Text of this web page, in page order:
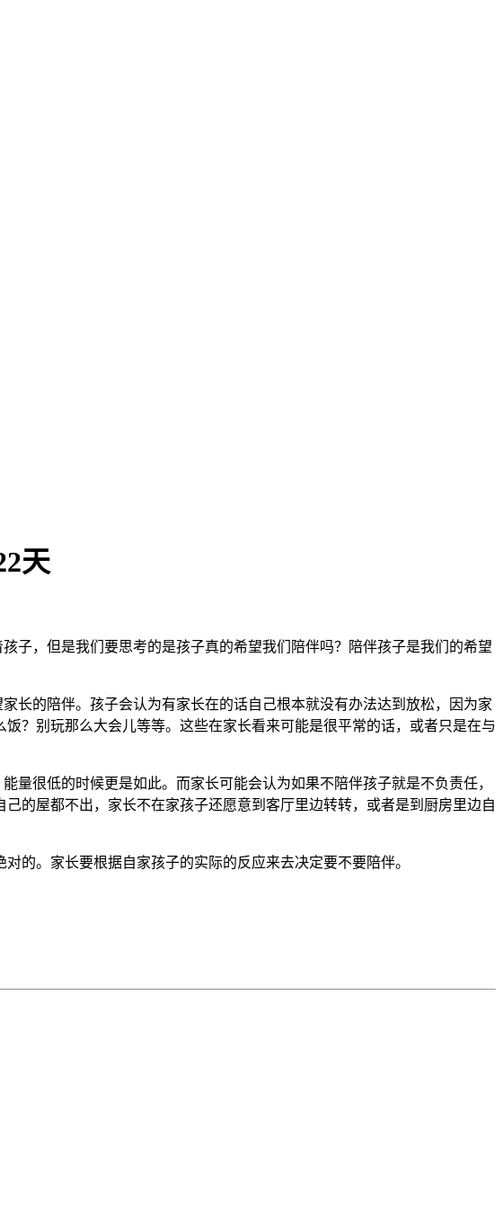
天
子，但是我们要思考的是孩子真的希望我们陪伴吗？陪伴孩子是我们的希望
的陪伴。孩子会认为有家长在的话自己根本就没有办法达到放松，因为家
？别玩那么大会儿等等。这些在家长看来可能是很平常的话，或者只是在与
很低的时候更是如此。而家长可能会认为如果不陪伴孩子就是不负责任，
的屋都不出，家长不在家孩子还愿意到客厅里边转转，或者是到厨房里边自
。家长要根据自家孩子的实际的反应来去决定要不要陪伴。